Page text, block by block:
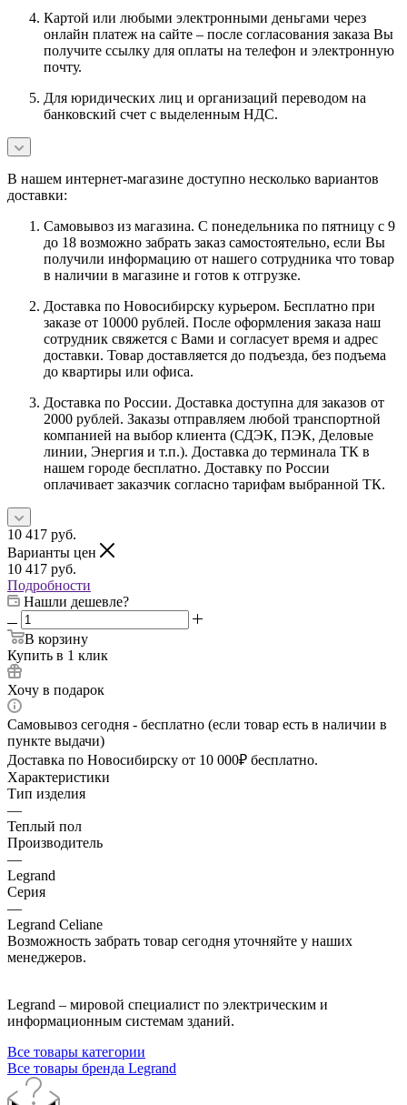
Картой или любыми электронными деньгами через
онлайн платеж на сайте – после согласования заказа Вы
получите ссылку для оплаты на телефон и электронную
почту.
Для юридических лиц и организаций переводом на
банковский счет с выделенным НДС.
В нашем интернет-магазине доступно несколько вариантов
доставки:
Самовывоз из магазина. С понедельника по пятницу с 9
до 18 возможно забрать заказ самостоятельно, если Вы
получили информацию от нашего сотрудника что товар
в наличии в магазине и готов к отгрузке.
Доставка по Новосибирску курьером. Бесплатно при
заказе от 10000 рублей. После оформления заказа наш
сотрудник свяжется с Вами и согласует время и адрес
доставки. Товар доставляется до подъезда, без подъема
до квартиры или офиса.
Доставка по России. Доставка доступна для заказов от
2000 рублей. Заказы отправляем любой транспортной
компанией на выбор клиента (СДЭК, ПЭК, Деловые
линии, Энергия и т.п.). Доставка до терминала ТК в
нашем городе бесплатно. Доставку по России
оплачивает заказчик согласно тарифам выбранной ТК.
10 417 руб.
Варианты цен
10 417 руб.
Подробности
Нашли дешевле?
В корзину
Купить в 1 клик
Хочу в подарок
Самовывоз сегодня - бесплатно (если товар есть в наличии в
пункте выдачи)
Доставка по Новосибирску от 10 000₽ бесплатно.
Характеристики
Тип изделия
—
Теплый пол
Производитель
—
Legrand
Серия
—
Legrand Celiane
Возможность забрать товар сегодня уточняйте у наших
менеджеров.
Legrand – мировой специалист по электрическим и
информационным системам зданий.
Все товары категории
Все товары бренда Legrand